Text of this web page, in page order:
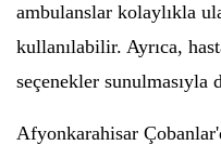
ambulanslar kolaylıkla
kullanılabilir. Ayrıca,
seçenekler sunulmasıyla
Afyonkarahisar